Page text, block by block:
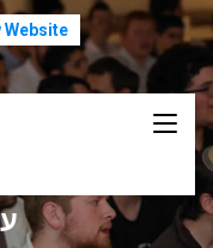
Website